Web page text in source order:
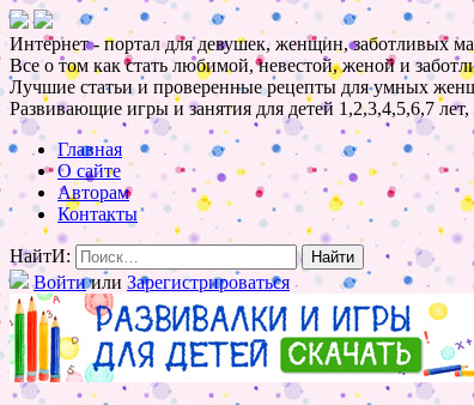
Интернет - портал для девушек, женщин, заботливых
Все о том как стать любимой, невестой, женой и
Лучшие статьи и проверенные рецепты для умных
Развивающие игры и занятия для детей 1,2,3,4,5,6,7
Главная
О сайте
Авторам
Контакты
НайтИ:
Войтиили Зарегистрироваться